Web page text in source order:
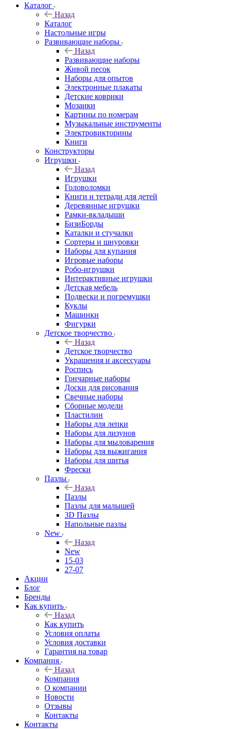
Каталог
Назад
Каталог
Настольные игры
Развивающие наборы
Назад
Развивающие наборы
Живой песок
Наборы для опытов
Электронные плакаты
Детские коврики
Мозаики
Картины по номерам
Музыкальные инструменты
Электровикторины
Книги
Конструкторы
Игрушки
Назад
Игрушки
Головоломки
Книги и тетради для детей
Деревянные игрушки
Рамки-вкладыши
БизиБорды
Каталки и стучалки
Сортеры и шнуровки
Наборы для купания
Игровые наборы
Робо-игрушки
Интерактивные игрушки
Детская мебель
Подвески и погремушки
Куклы
Машинки
Фигурки
Детское творчество
Назад
Детское творчество
Украшения и аксессуары
Роспись
Гончарные наборы
Доски для рисования
Свечные наборы
Сборные модели
Пластилин
Наборы для лепки
Наборы для лизунов
Наборы для мыловарения
Наборы для выжигания
Наборы для шитья
Фрески
Пазлы
Назад
Пазлы
Пазлы для малышей
3D Пазлы
Напольные пазлы
New
Назад
New
15-03
27-07
Акции
Блог
Бренды
Как купить
Назад
Как купить
Условия оплаты
Условия доставки
Гарантия на товар
Компания
Назад
Компания
О компании
Новости
Отзывы
Контакты
Контакты